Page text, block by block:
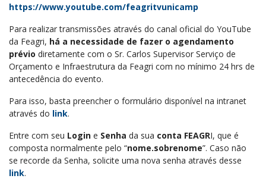
https://www.youtube.com/feagritvunicamp
Para realizar transmissões através do canal oficial do YouTube
da Feagri, há a necessidade de fazer o agendamento
prévio diretamente com o Sr. Carlos Supervisor Serviço de
Orçamento e Infraestrutura da Feagri com no mínimo 24 hrs de
antecedência do evento.
Para isso, basta preencher o formulário disponível na intranet
através do link.
Entre com seu Login e Senha da sua conta FEAGRI, que é
composta normalmente pelo “nome.sobrenome”. Caso não
se recorde da Senha, solicite uma nova senha através desse
link.